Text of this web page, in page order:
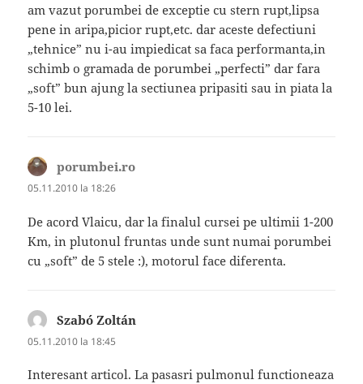
am vazut porumbei de exceptie cu stern rupt,lipsa
pene in aripa,picior rupt,etc. dar aceste defectiuni
„tehnice” nu i-au impiedicat sa faca performanta,in
schimb o gramada de porumbei „perfecti” dar fara
„soft” bun ajung la sectiunea pripasiti sau in piata la
5-10 lei.
porumbei.ro
05.11.2010 la 18:26
De acord Vlaicu, dar la finalul cursei pe ultimii 1-200
Km, in plutonul fruntas unde sunt numai porumbei
cu „soft” de 5 stele :), motorul face diferenta.
Szabó Zoltán
05.11.2010 la 18:45
Interesant articol. La pasasri pulmonul functioneaza